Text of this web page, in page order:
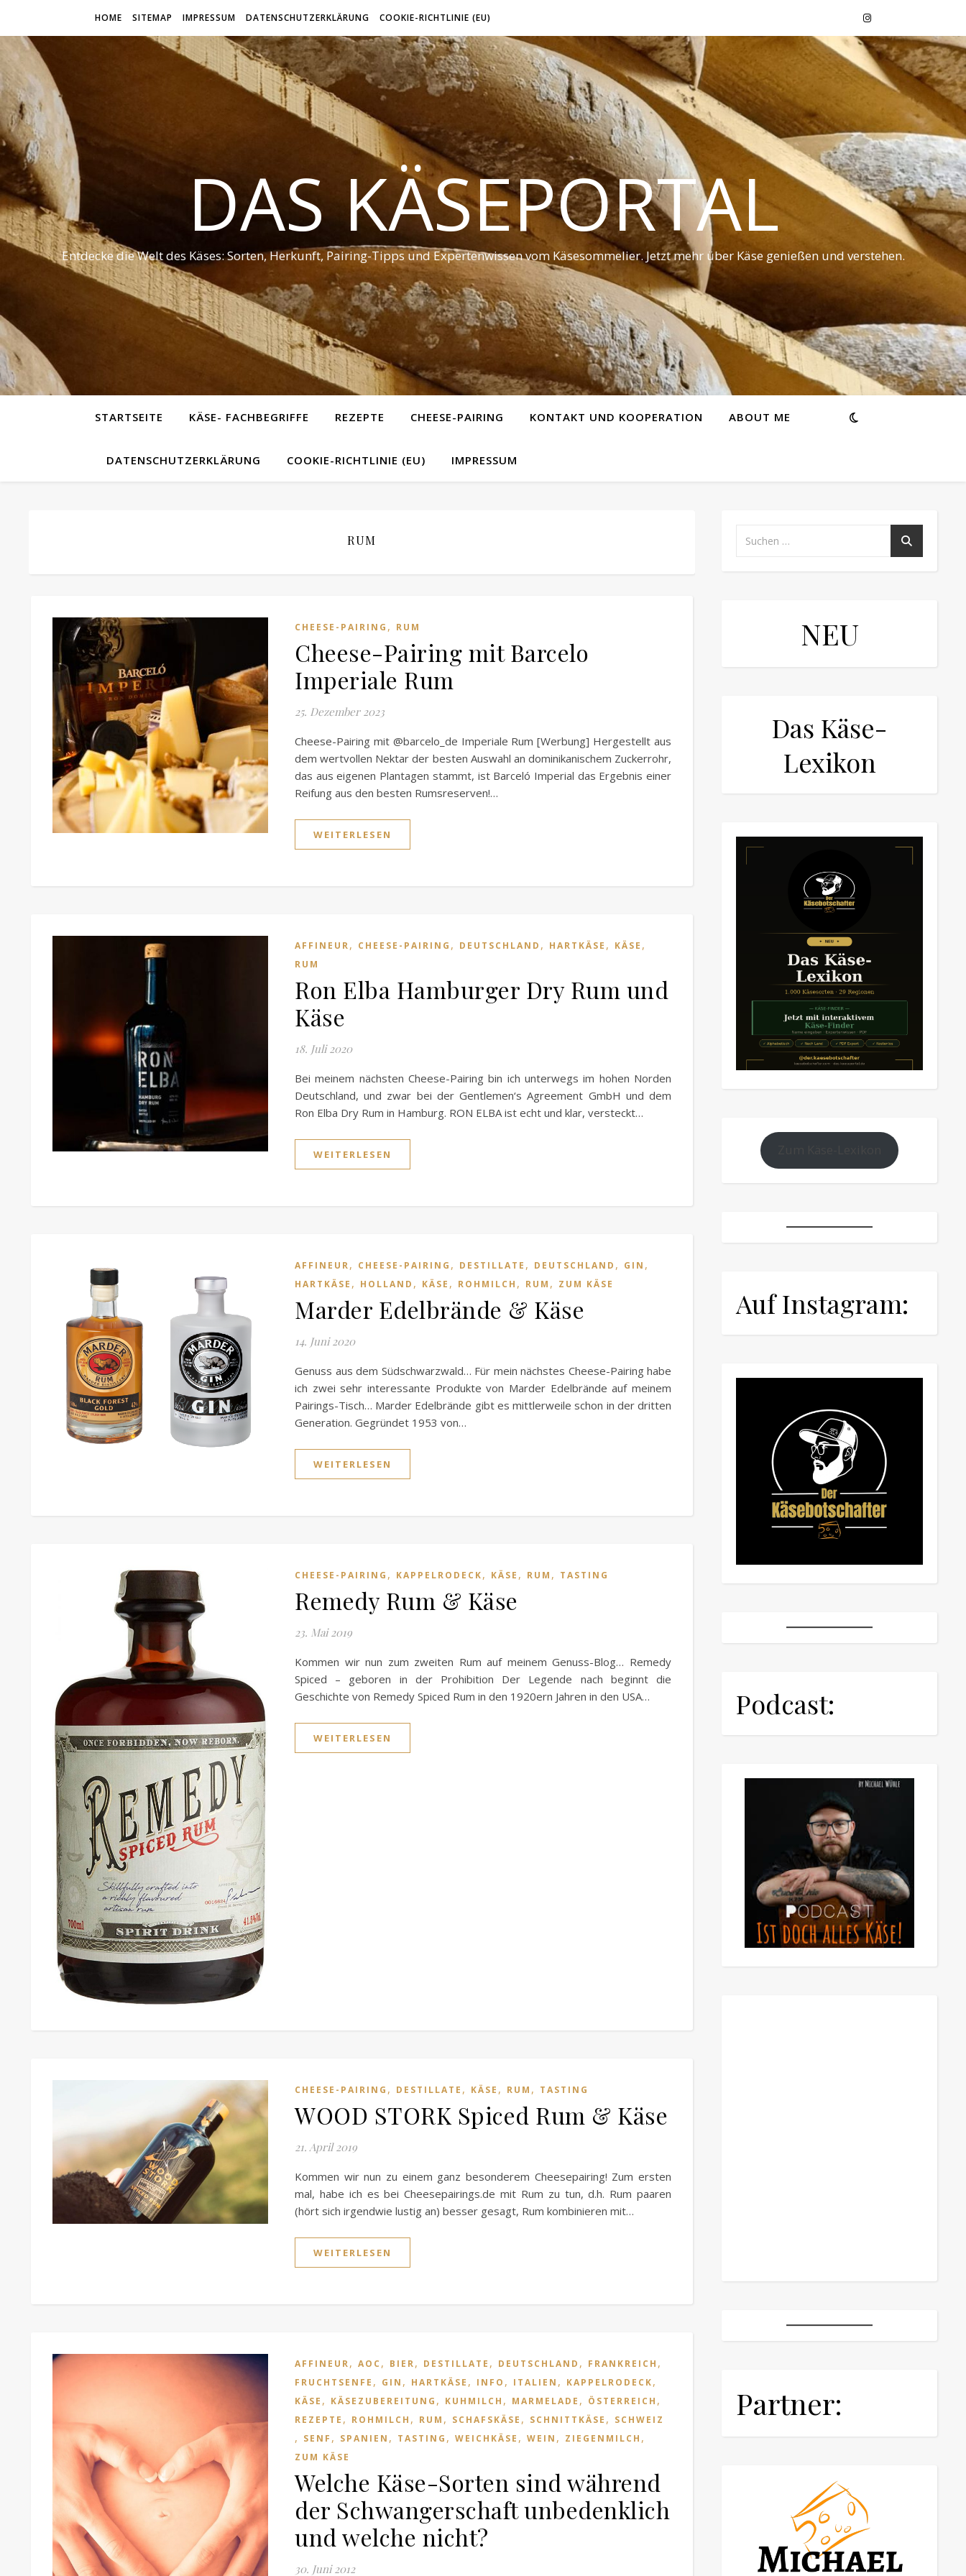
HOME SITEMAP IMPRESSUM DATENSCHUTZERKLÄRUNG COOKIE-RICHTLINIE (EU)
DAS KÄSEPORTAL
Entdecke die Welt des Käses: Sorten, Herkunft, Pairing-Tipps und Expertenwissen vom Käsesommelier. Jetzt mehr über Käse genießen und verstehen.
STARTSEITE KÄSE- FACHBEGRIFFE REZEPTE CHEESE-PAIRING KONTAKT UND KOOPERATION ABOUT ME
DATENSCHUTZERKLÄRUNG COOKIE-RICHTLINIE (EU) IMPRESSUM
RUM
CHEESE-PAIRING , RUM
Cheese-Pairing mit Barcelo
Imperiale Rum
25. Dezember 2023
Cheese-Pairing mit @barcelo_de Imperiale Rum [Werbung] Hergestellt aus
dem wertvollen Nektar der besten Auswahl an dominikanischem Zuckerrohr,
das aus eigenen Plantagen stammt, ist Barceló Imperial das Ergebnis einer
Reifung aus den besten Rumsreserven!…
WEITERLESEN
AFFINEUR, CHEESE-PAIRING , DEUTSCHLAND , HARTKÄSE , KÄSE ,
RUM
Ron Elba Hamburger Dry Rum und
Käse
18. Juli 2020
Bei meinem nächsten Cheese-Pairing bin ich unterwegs im hohen Norden
Deutschland, und zwar bei der Gentlemen‘s Agreement GmbH und dem
Ron Elba Dry Rum in Hamburg. RON ELBA ist echt und klar, versteckt…
WEITERLESEN
AFFINEUR, CHEESE-PAIRING , DESTILLATE , DEUTSCHLAND , GIN ,
HARTKÄSE , HOLLAND , KÄSE , ROHMILCH , RUM , ZUM KÄSE
Marder Edelbrände & Käse
14. Juni 2020
Genuss aus dem Südschwarzwald… Für mein nächstes Cheese-Pairing habe
ich zwei sehr interessante Produkte von Marder Edelbrände auf meinem
Pairings-Tisch… Marder Edelbrände gibt es mittlerweile schon in der dritten
Generation. Gegründet 1953 von…
WEITERLESEN
CHEESE-PAIRING , KAPPELRODECK, KÄSE , RUM , TASTING
Remedy Rum & Käse
23. Mai 2019
Kommen wir nun zum zweiten Rum auf meinem Genuss-Blog… Remedy
Spiced – geboren in der Prohibition Der Legende nach beginnt die
Geschichte von Remedy Spiced Rum in den 1920ern Jahren in den USA…
WEITERLESEN
CHEESE-PAIRING , DESTILLATE , KÄSE , RUM , TASTING
WOOD STORK Spiced Rum & Käse
21. April 2019
Kommen wir nun zu einem ganz besonderem Cheesepairing! Zum ersten
mal, habe ich es bei Cheesepairings.de mit Rum zu tun, d.h. Rum paaren
(hört sich irgendwie lustig an) besser gesagt, Rum kombinieren mit…
WEITERLESEN
AFFINEUR, AOC , BIER, DESTILLATE , DEUTSCHLAND , FRANKREICH ,
FRUCHTSENFE , GIN , HARTKÄSE , INFO , ITALIEN , KAPPELRODECK,
KÄSE , KÄSEZUBEREITUNG , KUHMILCH , MARMELADE , ÖSTERREICH ,
REZEPTE , ROHMILCH , RUM , SCHAFSKÄSE , SCHNITTKÄSE , SCHWEIZ
, SENF , SPANIEN , TASTING , WEICHKÄSE , WEIN , ZIEGENMILCH ,
ZUM KÄSE
Welche Käse-Sorten sind während
der Schwangerschaft unbedenklich
und welche nicht?
30. Juni 2012
NEU
Das Käse-
Lexikon
Auf Instagram:
Podcast:
Partner: